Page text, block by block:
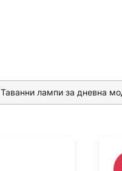
Таванни лампи за дневна